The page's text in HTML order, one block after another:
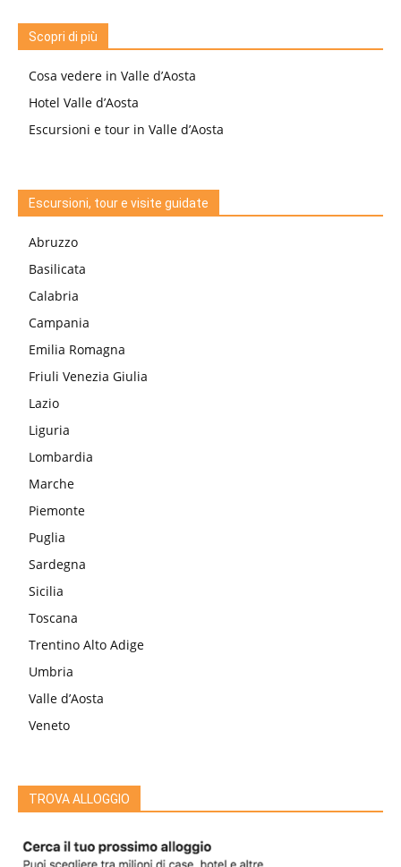
Scopri di più
Cosa vedere in Valle d’Aosta
Hotel Valle d’Aosta
Escursioni e tour in Valle d’Aosta
Escursioni, tour e visite guidate
Abruzzo
Basilicata
Calabria
Campania
Emilia Romagna
Friuli Venezia Giulia
Lazio
Liguria
Lombardia
Marche
Piemonte
Puglia
Sardegna
Sicilia
Toscana
Trentino Alto Adige
Umbria
Valle d’Aosta
Veneto
TROVA ALLOGGIO